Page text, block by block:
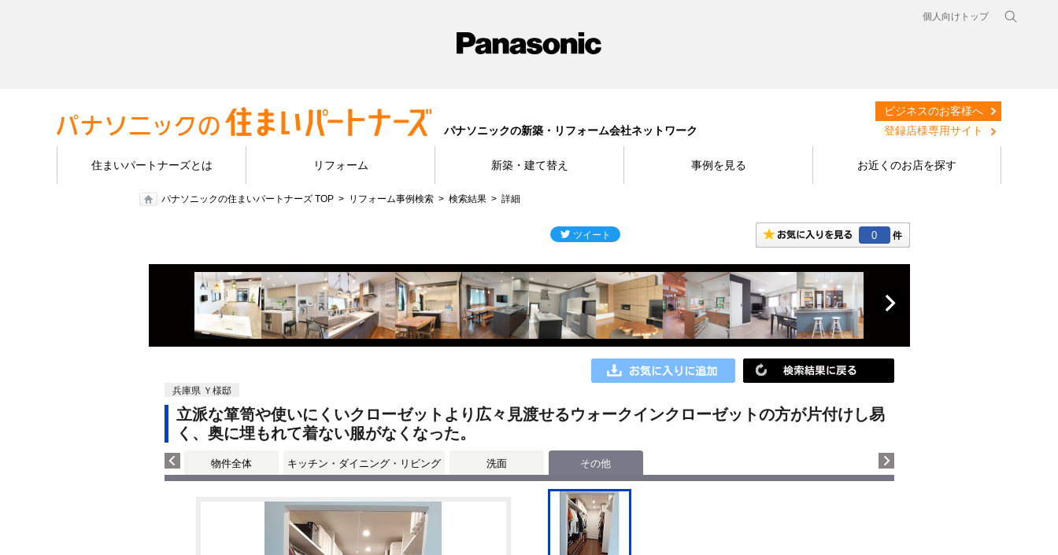
個人向けトップ
パナソニックの新築・リフォーム会社ネットワーク
ビジネスのお客様へ
登録店様専用サイト
住まいパートナーズとは リフォーム 新築・建て替え 事例を見る お近くのお店を探す
パナソニックの住まいパートナーズ TOP リフォーム事例検索 検索結果 詳細
0
兵庫県 Ｙ様邸
立派な箪笥や使いにくいクローゼットより広々見渡せるウォークインクローゼットの方が片付けし易
く、奥に埋もれて着ない服がなくなった。
物件全体 キッチン・ダイニング・リビング 洗面 その他